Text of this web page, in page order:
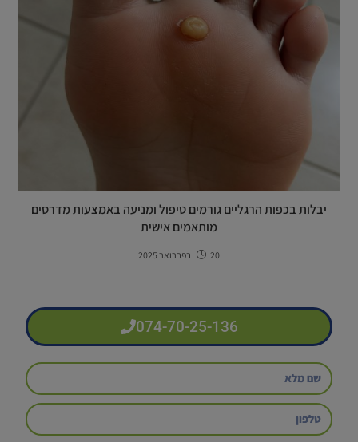
יבלות בכפות הרגליים גורמים טיפול ומניעה באמצעות מדרסים
מותאמים אישית
20 בפברואר 2025
074-70-25-136